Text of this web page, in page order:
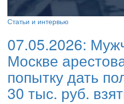
Статьи и интервью
07.05.2026:
Москве
попытку дать
30 тыс. руб.